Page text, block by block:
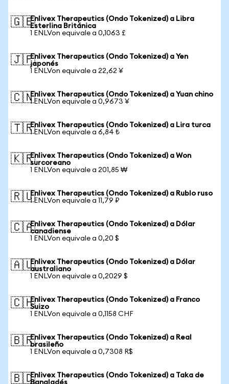
🇬🇧Enlivex Therapeutics (Ondo Tokenized) a Libra
Esterlina Británica
1 ENLVon equivale a 0,1063 £
🇯🇵Enlivex Therapeutics (Ondo Tokenized) a Yen
japonés
1 ENLVon equivale a 22,62 ¥
🇨🇳Enlivex Therapeutics (Ondo Tokenized) a Yuan chino
1 ENLVon equivale a 0,9673 ¥
🇹🇷Enlivex Therapeutics (Ondo Tokenized) a Lira turca
1 ENLVon equivale a 6,84 ₺
🇰🇷Enlivex Therapeutics (Ondo Tokenized) a Won
surcoreano
1 ENLVon equivale a 201,85 ₩
🇷🇺Enlivex Therapeutics (Ondo Tokenized) a Rublo ruso
1 ENLVon equivale a 11,79 ₽
🇨🇦Enlivex Therapeutics (Ondo Tokenized) a Dólar
canadiense
1 ENLVon equivale a 0,20 $
🇦🇺Enlivex Therapeutics (Ondo Tokenized) a Dólar
australiano
1 ENLVon equivale a 0,2029 $
🇨🇭Enlivex Therapeutics (Ondo Tokenized) a Franco
Suizo
1 ENLVon equivale a 0,1158 CHF
🇧🇷Enlivex Therapeutics (Ondo Tokenized) a Real
brasileño
1 ENLVon equivale a 0,7308 R$
🇧🇩Enlivex Therapeutics (Ondo Tokenized) a Taka de
Bangladés